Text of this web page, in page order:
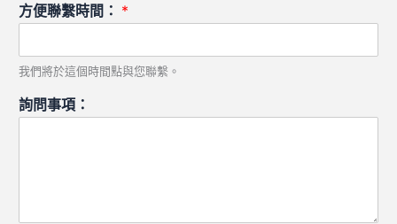
方便聯繫時間： *
我們將於這個時間點與您聯繫。
詢問事項：